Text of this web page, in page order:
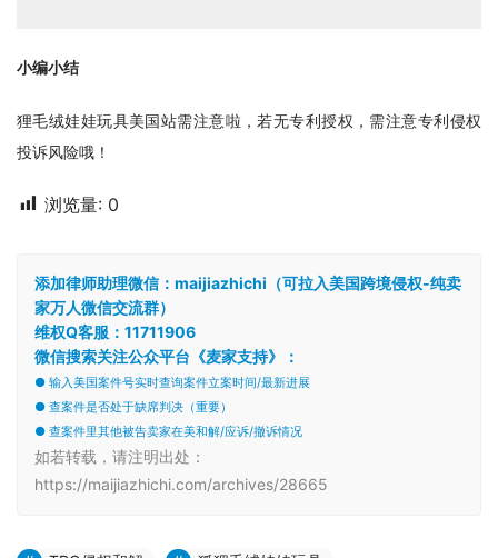
小编小结
狸毛绒娃娃玩具美国站需注意啦，若无专利授权，需注意专利侵权
投诉风险哦！
浏览量: 0
添加律师助理微信：maijiazhichi（可拉入美国跨境侵权-纯卖
家万人微信交流群）
维权Q客服：11711906
微信搜索关注公众平台《麦家支持》：
● 输入美国案件号实时查询案件立案时间/最新进展
● 查案件是否处于缺席判决（重要）
● 查案件里其他被告卖家在美和解/应诉/撤诉情况
如若转载，请注明出处：
https://maijiazhichi.com/archives/28665